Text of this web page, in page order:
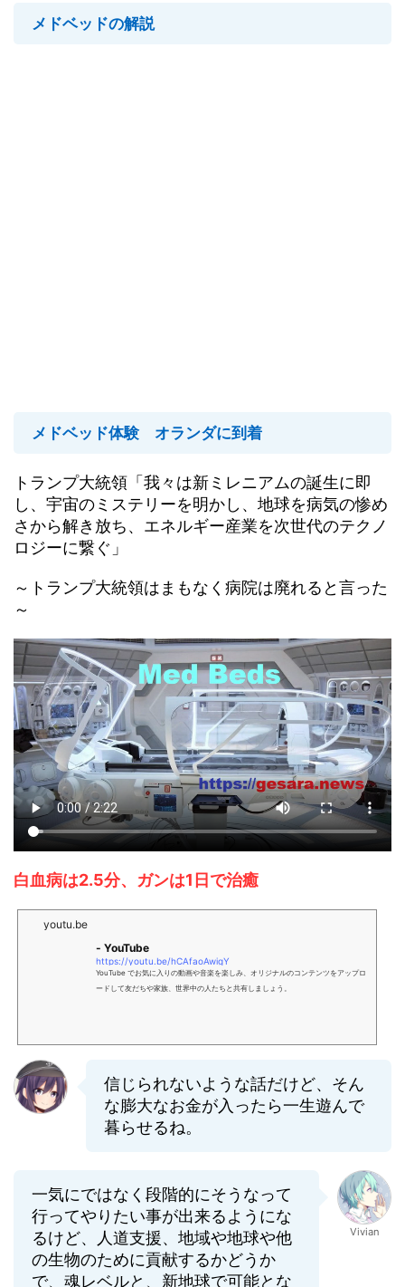
メドベッドの解説
メドベッド体験 オランダに到着
トランプ大統領「我々は新ミレニアムの誕生に即
し、宇宙のミステリーを明かし、地球を病気の惨め
さから解き放ち、エネルギー産業を次世代のテクノ
ロジーに繋ぐ」
～トランプ大統領はまもなく病院は廃れると言った
～
白血病は2.5分、ガンは1日で治癒
youtu.be
- YouTube
https://youtu.be/hCAfaoAwigY
YouTube でお気に入りの動画や音楽を楽しみ、オリジナルのコンテンツをアップロ
ードして友だちや家族、世界中の人たちと共有しましょう。
信じられないような話だけど、そん
な膨大なお金が入ったら一生遊んで
暮らせるね。
一気にではなく段階的にそうなって
行ってやりたい事が出来るようにな
るけど、人道支援、地域や地球や他
の生物のために貢献するかどうか
で、魂レベルと、新地球で可能とな
Vivian